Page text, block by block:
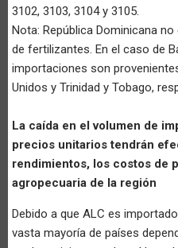
3102, 3103, 3104 y 3105.
Nota: República Dominicana
de fertilizantes. En el caso de
importaciones son
Unidos y Trinidad y Tobago,
La caída en el volumen de
precios unitarios tendrán
rendimientos, los costos de
agropecuaria de la región
Debido a que ALC es
vasta mayoría de países